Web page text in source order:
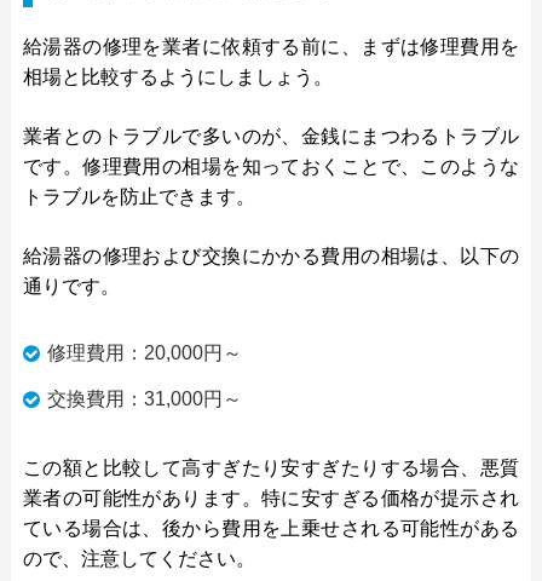
給湯器の修理を業者に依頼する前に、まずは修理費用を
相場と比較するようにしましょう。
業者とのトラブルで多いのが、金銭にまつわるトラブル
です。修理費用の相場を知っておくことで、このような
トラブルを防止できます。
給湯器の修理および交換にかかる費用の相場は、以下の
通りです。
修理費用：20,000円～
交換費用：31,000円～
この額と比較して高すぎたり安すぎたりする場合、悪質
業者の可能性があります。特に安すぎる価格が提示され
ている場合は、後から費用を上乗せされる可能性がある
ので、注意してください。